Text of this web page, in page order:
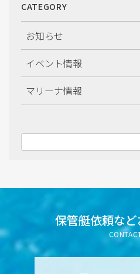
2026年1月
2025年12月
2025年11月
2025年10月
2025年9月
2025年7月
2025年6月
2025年5月
CATEGORY
お知らせ
イベント情報
マリーナ情報
保管艇依頼など